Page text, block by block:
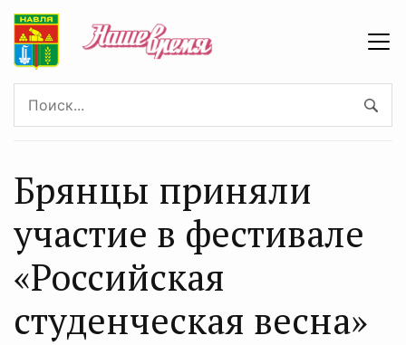
Брянцы приняли
участие в фестивале
«Российская
студенческая весна»